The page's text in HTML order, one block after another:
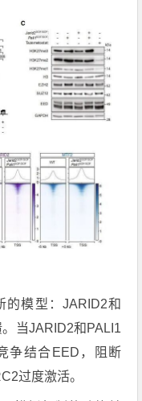
的模型：JARID2和
当JARID2和PALI1
争结合EED，阻断
过度激活。